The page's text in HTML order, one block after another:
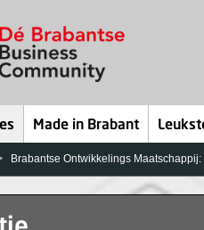
Made in Brabant
Brabantse Ontwikkelings